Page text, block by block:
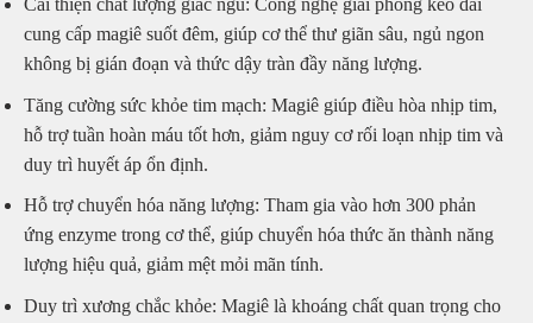
Cải thiện chất lượng giấc ngủ: Công nghệ giải phóng kéo dài
cung cấp magiê suốt đêm, giúp cơ thể thư giãn sâu, ngủ ngon
không bị gián đoạn và thức dậy tràn đầy năng lượng.
Tăng cường sức khỏe tim mạch: Magiê giúp điều hòa nhịp tim,
hỗ trợ tuần hoàn máu tốt hơn, giảm nguy cơ rối loạn nhịp tim và
duy trì huyết áp ổn định.
Hỗ trợ chuyển hóa năng lượng: Tham gia vào hơn 300 phản
ứng enzyme trong cơ thể, giúp chuyển hóa thức ăn thành năng
lượng hiệu quả, giảm mệt mỏi mãn tính.
Duy trì xương chắc khỏe: Magiê là khoáng chất quan trọng cho